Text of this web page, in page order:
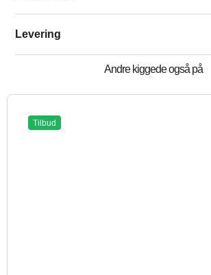
Levering
Andre kiggede også på
Tilbud